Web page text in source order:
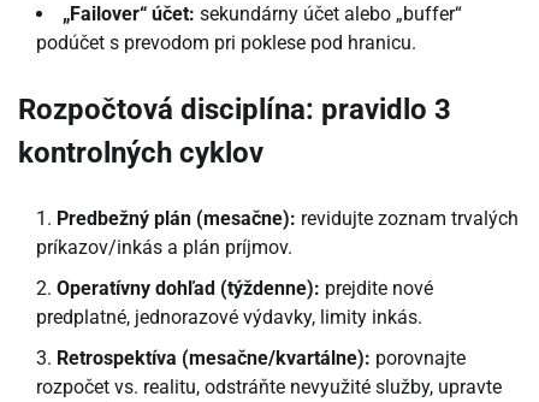
„Failover“ účet: sekundárny účet alebo „buffer“
podúčet s prevodom pri poklese pod hranicu.
Rozpočtová disciplína: pravidlo 3
kontrolných cyklov
Predbežný plán (mesačne): revidujte zoznam trvalých
príkazov/inkás a plán príjmov.
Operatívny dohľad (týždenne): prejdite nové
predplatné, jednorazové výdavky, limity inkás.
Retrospektíva (mesačne/kvartálne): porovnajte
rozpočet vs. realitu, odstráňte nevyužité služby, upravte